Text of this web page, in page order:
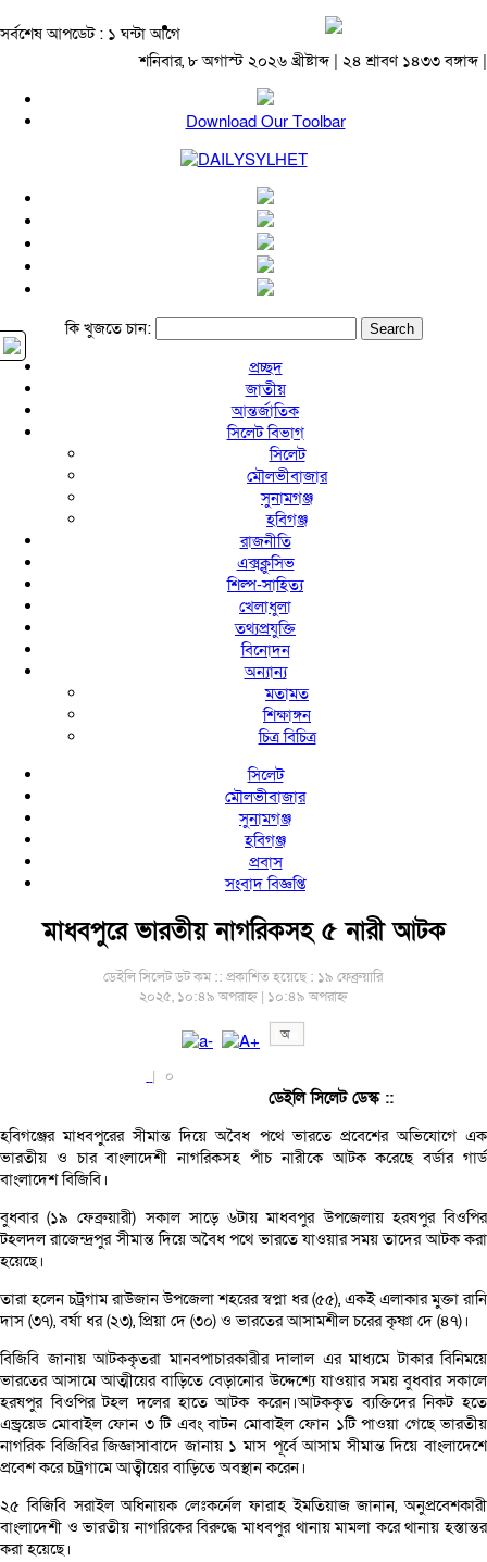
সর্বশেষ আপডেট : ১ ঘন্টা আগে
শনিবার, ৮ অগাস্ট ২০২৬ খ্রীষ্টাব্দ | ২৪ শ্রাবণ ১৪৩৩ বঙ্গাব্দ |
Download Our Toolbar
কি খুজতে চান:
প্রচ্ছদ
জাতীয়
আন্তর্জাতিক
সিলেট বিভাগ
সিলেট
মৌলভীবাজার
সুনামগঞ্জ
হবিগঞ্জ
রাজনীতি
এক্সক্লুসিভ
শিল্প-সাহিত্য
খেলাধুলা
তথ্যপ্রযুক্তি
বিনোদন
অন্যান্য
মতামত
শিক্ষাঙ্গন
চিত্র বিচিত্র
সিলেট
মৌলভীবাজার
সুনামগঞ্জ
হবিগঞ্জ
প্রবাস
সংবাদ বিজ্ঞপ্তি
মাধবপুরে ভারতীয় নাগরিকসহ ৫ নারী আটক
ডেইলি সিলেট ডট কম ::প্রকাশিত হয়েছে : ১৯ ফেব্রুয়ারি
২০২৫, ১০:৪৯ অপরাহ্ন | ১০:৪৯ অপরাহ্ন
| ০
ডেইলি সিলেট ডেস্ক ::
হবিগঞ্জের মাধবপুরের সীমান্ত দিয়ে অবৈধ পথে ভারতে প্রবেশের অভিযোগে এক
ভারতীয় ও চার বাংলাদেশী নাগরিকসহ পাঁচ নারীকে আটক করেছে বর্ডার গার্ড
বাংলাদেশ বিজিবি।
বুধবার (১৯ ফেব্রুয়ারী) সকাল সাড়ে ৬টায় মাধবপুর উপজেলায় হরষপুর বিওপির
টহলদল রাজেন্দ্রপুর সীমান্ত দিয়ে অবৈধ পথে ভারতে যাওয়ার সময় তাদের আটক করা
হয়েছে।
তারা হলেন চট্রগাম রাউজান উপজেলা শহরের স্বপ্না ধর (৫৫), একই এলাকার মুক্তা রানি
দাস (৩৭), বর্ষা ধর (২৩), প্রিয়া দে (৩০) ও ভারতের আসামশীল চরের কৃষ্ণা দে (৪৭)।
বিজিবি জানায় আটককৃতরা মানবপাচারকারীর দালাল এর মাধ্যমে টাকার বিনিময়ে
ভারতের আসামে আত্মীয়ের বাড়িতে বেড়ানোর উদ্দেশ্যে যাওয়ার সময় বুধবার সকালে
হরষপুর বিওপির টহল দলের হাতে আটক করেন।আটককৃত ব্যক্তিদের নিকট হতে
এন্ড্রয়েড মোবাইল ফোন ৩ টি এবং বাটন মোবাইল ফোন ১টি পাওয়া গেছে ভারতীয়
নাগরিক বিজিবির জিজ্ঞাসাবাদে জানায় ১ মাস পূর্বে আসাম সীমান্ত দিয়ে বাংলাদেশে
প্রবেশ করে চট্রগামে আত্বীয়ের বাড়িতে অবস্থান করেন।
২৫ বিজিবি সরাইল অধিনায়ক লেঃকর্নেল ফারাহ ইমতিয়াজ জানান, অনুপ্রবেশকারী
বাংলাদেশী ও ভারতীয় নাগরিকের বিরুদ্ধে মাধবপুর থানায় মামলা করে থানায় হস্তান্তর
করা হয়েছে।